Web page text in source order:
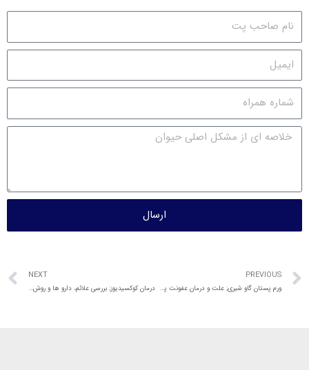
ارسال
PREVIOUS
ورم پستان گاو شیری; علت و درمان عفونت پستان گاو
NEXT
درمان کوکسیدیوز; بررسی علائم، دارو ها و روش های درمان طیور